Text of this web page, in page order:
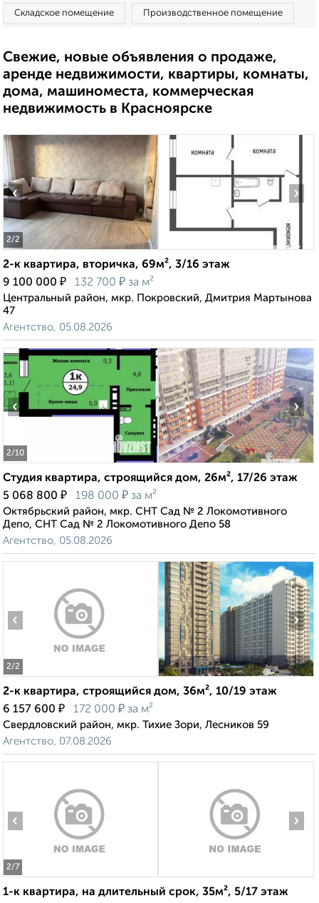
Складское помещение Производственное помещение
Свежие, новые объявления о продаже,
аренде недвижимости, квартиры, комнаты,
дома, машиноместа, коммерческая
недвижимость в Красноярске
2/2
‹ ›
2-к квартира, вторичка, 69м², 3/16 этаж
9 100 000 ₽ 132 700 ₽ за м²
Центральный район, мкр. Покровский, Дмитрия Мартынова
47
Агентство, 05.08.2026
2/10
‹ ›
Студия квартира, строящийся дом, 26м², 17/26 этаж
5 068 800 ₽ 198 000 ₽ за м²
Октябрьский район, мкр. СНТ Сад № 2 Локомотивного
Депо, СНТ Сад № 2 Локомотивного Депо 58
Агентство, 05.08.2026
2/2
‹ ›
2-к квартира, строящийся дом, 36м², 10/19 этаж
6 157 600 ₽ 172 000 ₽ за м²
Свердловский район, мкр. Тихие Зори, Лесников 59
Агентство, 07.08.2026
2/7
‹ ›
1-к квартира, на длительный срок, 35м², 5/17 этаж